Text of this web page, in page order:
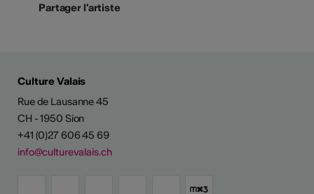
Partager l'artiste
Culture Valais
Rue de Lausanne 45
CH - 1950 Sion
+41 (0)27 606 45 69
info@culturevalais.ch